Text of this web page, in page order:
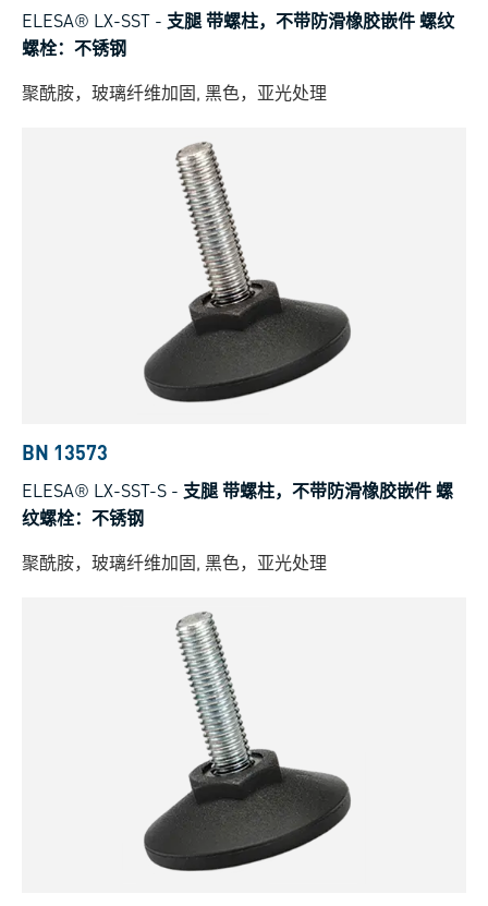
ELESA® LX-SST - 支腿 带螺柱，不带防滑橡胶嵌件 螺纹
螺栓：不锈钢
聚酰胺，玻璃纤维加固, 黑色，亚光处理
BN 13573
ELESA® LX-SST-S - 支腿 带螺柱，不带防滑橡胶嵌件 螺
纹螺栓：不锈钢
聚酰胺，玻璃纤维加固, 黑色，亚光处理